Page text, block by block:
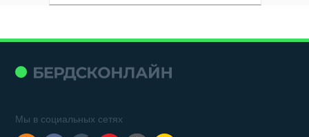
Мы в социальных сетях